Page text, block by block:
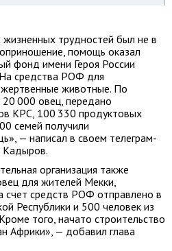
жизненных трудностей был не в
помощь оказал
фонд имени Героя России
средства РОФ для
животные. По
000 овец, передано
КРС, 100 330 продуктовых
семей получили
— написал в своем телеграм-
Кадыров.
организация также
для жителей Мекки,
счет средств РОФ отправлено в
Республики и 500 человек из
того, начато строительство
Африки», — добавил глава